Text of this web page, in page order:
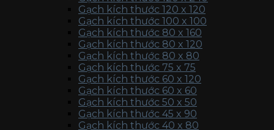
Gạch kích thước 120 x 120
Gạch kích thước 100 x 100
Gạch kích thước 80 x 160
Gạch kích thước 80 x 120
Gạch kích thước 80 x 80
Gạch kích thước 75 x 75
Gạch kích thước 60 x 120
Gạch kích thước 60 x 60
Gạch kích thước 50 x 50
Gạch kích thước 45 x 90
Gạch kích thước 40 x 80